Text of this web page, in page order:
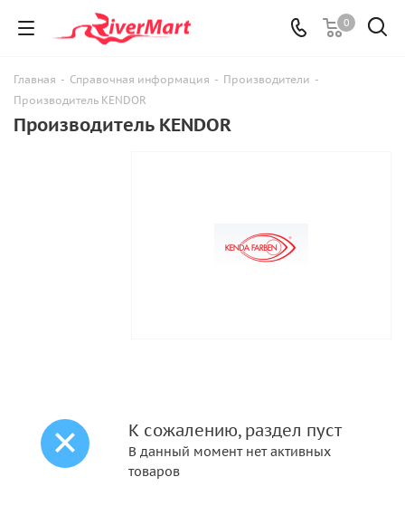
0
Главная - Справочная информация - Производители -
Производитель KENDOR
Производитель KENDOR
К сожалению, раздел пуст
В данный момент нет активных
товаров